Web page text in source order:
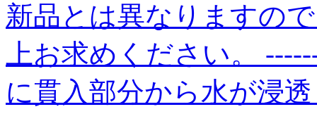
新品とは異なりますの
上お求めください。
に貫入部分から水が浸